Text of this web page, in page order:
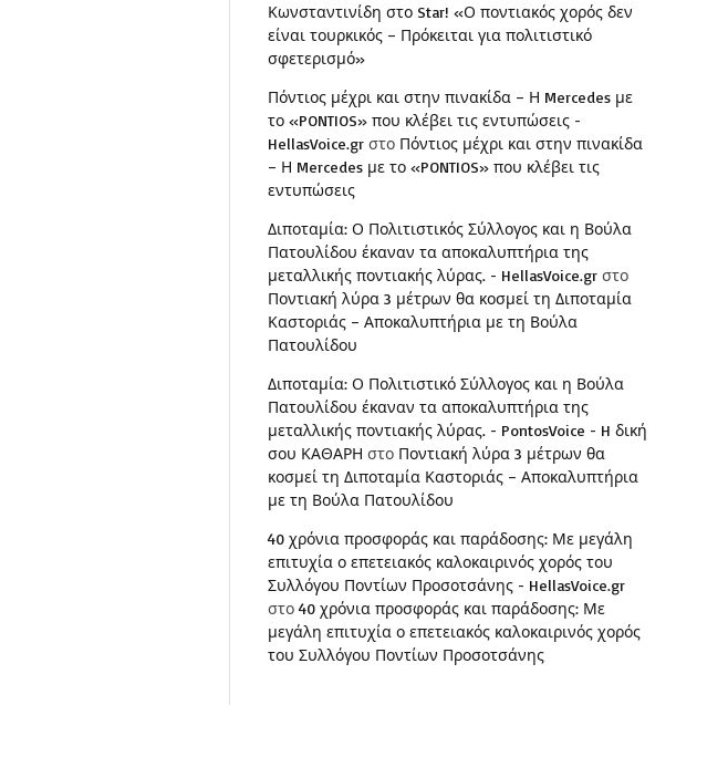
Κωνσταντινίδη στο Star! «Ο ποντιακός χορός δεν
είναι τουρκικός – Πρόκειται για πολιτιστικό
σφετερισμό»
Πόντιος μέχρι και στην πινακίδα – Η Mercedes με
το «PONTIOS» που κλέβει τις εντυπώσεις -
HellasVoice.gr στο Πόντιος μέχρι και στην πινακίδα
– Η Mercedes με το «PONTIOS» που κλέβει τις
εντυπώσεις
Διποταμία: Ο Πολιτιστικός Σύλλογος και η Βούλα
Πατουλίδου έκαναν τα αποκαλυπτήρια της
μεταλλικής ποντιακής λύρας. - HellasVoice.gr στο
Ποντιακή λύρα 3 μέτρων θα κοσμεί τη Διποταμία
Καστοριάς – Αποκαλυπτήρια με τη Βούλα
Πατουλίδου
Διποταμία: Ο Πολιτιστικό Σύλλογος και η Βούλα
Πατουλίδου έκαναν τα αποκαλυπτήρια της
μεταλλικής ποντιακής λύρας. - PontosVoice - H δική
σου ΚΑΘΑΡΗ στο Ποντιακή λύρα 3 μέτρων θα
κοσμεί τη Διποταμία Καστοριάς – Αποκαλυπτήρια
με τη Βούλα Πατουλίδου
40 χρόνια προσφοράς και παράδοσης: Με μεγάλη
επιτυχία ο επετειακός καλοκαιρινός χορός του
Συλλόγου Ποντίων Προσοτσάνης - HellasVoice.gr
στο 40 χρόνια προσφοράς και παράδοσης: Με
μεγάλη επιτυχία ο επετειακός καλοκαιρινός χορός
του Συλλόγου Ποντίων Προσοτσάνης